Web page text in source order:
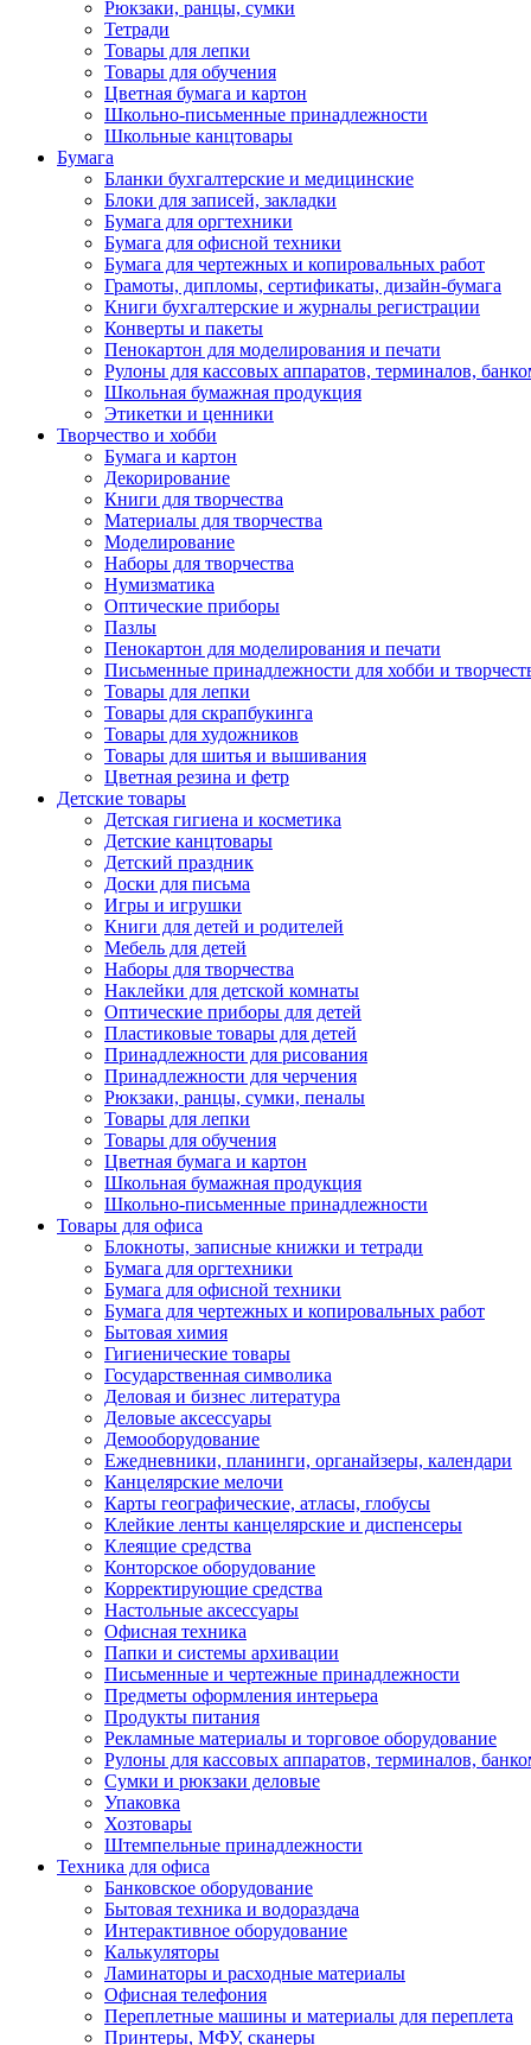
Рюкзаки, ранцы, сумки
Тетради
Товары для лепки
Товары для обучения
Цветная бумага и картон
Школьно-письменные принадлежности
Школьные канцтовары
Бумага
Бланки бухгалтерские и медицинские
Блоки для записей, закладки
Бумага для оргтехники
Бумага для офисной техники
Бумага для чертежных и копировальных работ
Грамоты, дипломы, сертификаты, дизайн-бумага
Книги бухгалтерские и журналы регистрации
Конверты и пакеты
Пенокартон для моделирования и печати
Рулоны для кассовых аппаратов, терминалов,
Школьная бумажная продукция
Этикетки и ценники
Творчество и хобби
Бумага и картон
Декорирование
Книги для творчества
Материалы для творчества
Моделирование
Наборы для творчества
Нумизматика
Оптические приборы
Пазлы
Пенокартон для моделирования и печати
Письменные принадлежности для хобби и
Товары для лепки
Товары для скрапбукинга
Товары для художников
Товары для шитья и вышивания
Цветная резина и фетр
Детские товары
Детская гигиена и косметика
Детские канцтовары
Детский праздник
Доски для письма
Игры и игрушки
Книги для детей и родителей
Мебель для детей
Наборы для творчества
Наклейки для детской комнаты
Оптические приборы для детей
Пластиковые товары для детей
Принадлежности для рисования
Принадлежности для черчения
Рюкзаки, ранцы, сумки, пеналы
Товары для лепки
Товары для обучения
Цветная бумага и картон
Школьная бумажная продукция
Школьно-письменные принадлежности
Товары для офиса
Блокноты, записные книжки и тетради
Бумага для оргтехники
Бумага для офисной техники
Бумага для чертежных и копировальных работ
Бытовая химия
Гигиенические товары
Государственная символика
Деловая и бизнес литература
Деловые аксессуары
Демооборудование
Ежедневники, планинги, органайзеры, календари
Канцелярские мелочи
Карты географические, атласы, глобусы
Клейкие ленты канцелярские и диспенсеры
Клеящие средства
Конторское оборудование
Корректирующие средства
Настольные аксессуары
Офисная техника
Папки и системы архивации
Письменные и чертежные принадлежности
Предметы оформления интерьера
Продукты питания
Рекламные материалы и торговое оборудование
Рулоны для кассовых аппаратов, терминалов,
Сумки и рюкзаки деловые
Упаковка
Хозтовары
Штемпельные принадлежности
Техника для офиса
Банковское оборудование
Бытовая техника и водораздача
Интерактивное оборудование
Калькуляторы
Ламинаторы и расходные материалы
Офисная телефония
Переплетные машины и материалы для переплета
Принтеры, МФУ, сканеры